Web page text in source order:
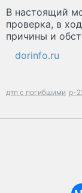
В настоящий
проверка, в
причины и
dorinfo.ru
дтп с погибшими р-